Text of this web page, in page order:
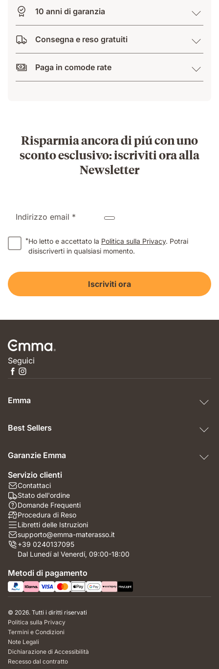
10 anni di garanzia
Consegna e reso gratuiti
Paga in comode rate
Risparmia ancora di piú con uno
sconto esclusivo: iscriviti ora alla
Newsletter
Indirizzo email *
*Ho letto e accettato la Politica sulla Privacy. Potrai
disiscriverti in qualsiasi momento.
Iscriviti ora
Seguici
Emma
Best Sellers
Garanzie Emma
Servizio clienti
Contattaci
Stato dell'ordine
Domande Frequenti
Procedura di Reso
Libretti delle Istruzioni
supporto@emma-materasso.it
+39 0240137095
Dal Lunedí al Venerdí, 09:00-18:00
Metodi di pagamento
© 2026. Tutti i diritti riservati
Politica sulla Privacy
Termini e Condizioni
Note Legali
Dichiarazione di Accessibilità
Recesso dal contratto